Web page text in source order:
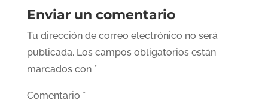
Enviar un comentario
Tu dirección de correo electrónico no será
publicada. Los campos obligatorios están
marcados con *
Comentario *